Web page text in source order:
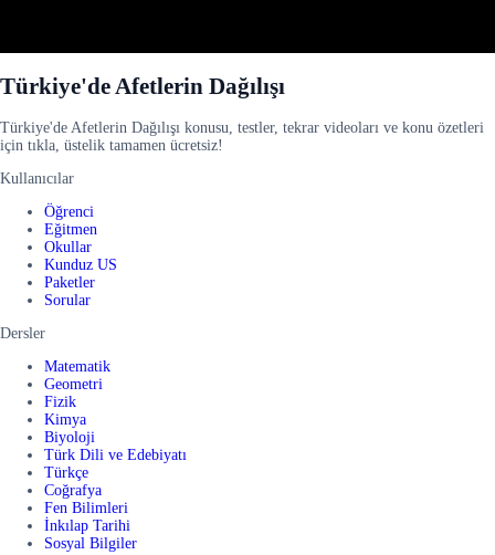
Türkiye'de Afetlerin Dağılışı
Türkiye'de Afetlerin Dağılışı konusu, testler, tekrar videoları ve konu özetleri
için tıkla, üstelik tamamen ücretsiz!
Kullanıcılar
Öğrenci
Eğitmen
Okullar
Kunduz US
Paketler
Sorular
Dersler
Matematik
Geometri
Fizik
Kimya
Biyoloji
Türk Dili ve Edebiyatı
Türkçe
Coğrafya
Fen Bilimleri
İnkılap Tarihi
Sosyal Bilgiler